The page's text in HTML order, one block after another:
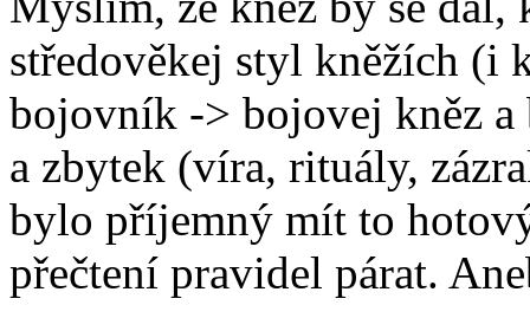
středověkej styl kněžích (i
bojovník -> bojovej kněz
a zbytek (víra, rituály,
bylo příjemný mít to
přečtení pravidel párat.